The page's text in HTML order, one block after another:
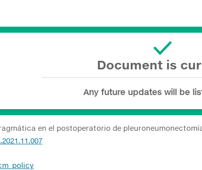
Document is
Any future updates will be
en el postoperatorio de